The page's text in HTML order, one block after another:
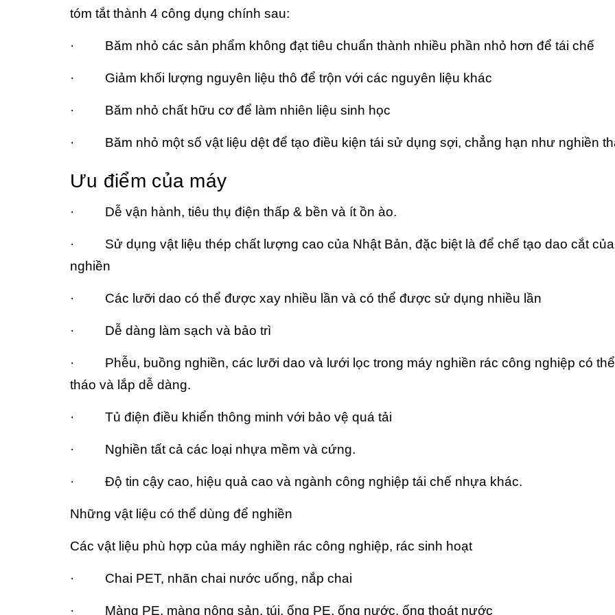
tóm tắt thành 4 công dụng chính sau:
· Băm nhỏ các sản phẩm không đạt tiêu chuẩn thành nhiều phần nhỏ hơn để tái chế
· Giảm khối lượng nguyên liệu thô để trộn với các nguyên liệu khác
· Băm nhỏ chất hữu cơ để làm nhiên liệu sinh học
· Băm nhỏ một số vật liệu dệt để tạo điều kiện tái sử dụng sợi, chẳng hạn như nghiền
Ưu điểm của máy
· Dễ vận hành, tiêu thụ điện thấp & bền và ít ồn ào.
· Sử dụng vật liệu thép chất lượng cao của Nhật Bản, đặc biệt là để chế tạo dao cắt
nghiền
· Các lưỡi dao có thể được xay nhiều lần và có thể được sử dụng nhiều lần
· Dễ dàng làm sạch và bảo trì
· Phễu, buồng nghiền, các lưỡi dao và lưới lọc trong máy nghiền rác công nghiệp có
tháo và lắp dễ dàng.
· Tủ điện điều khiển thông minh với bảo vệ quá tải
· Nghiền tất cả các loại nhựa mềm và cứng.
· Độ tin cậy cao, hiệu quả cao và ngành công nghiệp tái chế nhựa khác.
Những vật liệu có thể dùng để nghiền
Các vật liệu phù hợp của máy nghiền rác công nghiệp, rác sinh hoạt
· Chai PET, nhãn chai nước uống, nắp chai
· Màng PE, màng nông sản, túi, ống PE, ống nước, ống thoát nước